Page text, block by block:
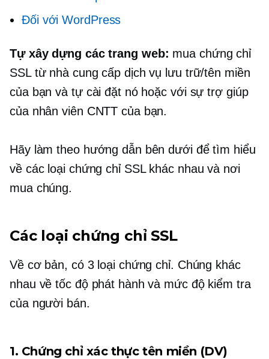
Đối với WordPress
Tự xây dựng các trang web: mua chứng chỉ
SSL từ nhà cung cấp dịch vụ lưu trữ/tên miền
của bạn và tự cài đặt nó hoặc với sự trợ giúp
của nhân viên CNTT của bạn.
Hãy làm theo hướng dẫn bên dưới để tìm hiểu
về các loại chứng chỉ SSL khác nhau và nơi
mua chúng.
Các loại chứng chỉ SSL
Về cơ bản, có 3 loại chứng chỉ. Chúng khác
nhau về tốc độ phát hành và mức độ kiểm tra
của người bán.
1. Chứng chỉ xác thực tên miền (DV)